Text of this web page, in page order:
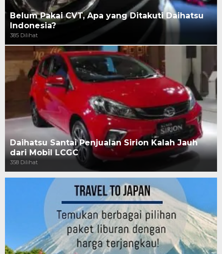
Belum Pakai CVT, Apa yang Ditakuti Daihatsu
Indonesia?
385 Dilihat
Daihatsu Santai Penjualan Sirion Kalah Jauh
dari Mobil LCGC
358 Dilihat